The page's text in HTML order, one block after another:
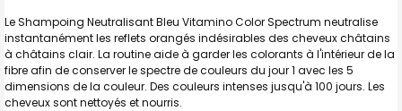
AU PANIER
Le Shampoing Neutralisant Bleu Vitamino Color Spectrum neutralise
instantanément les reflets orangés indésirables des cheveux châtains
à châtains clair. La routine aide à garder les colorants à l'intérieur de la
fibre afin de conserver le spectre de couleurs du jour 1 avec les 5
dimensions de la couleur. Des couleurs intenses jusqu'à 100 jours. Les
cheveux sont nettoyés et nourris.